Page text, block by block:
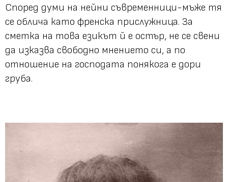
Според думи на нейни съвременници-мъже тя
се облича като френска прислужница. За
сметка на това езикът й е остър, не се свени
да изказва свободно мнението си, а по
отношение на господата понякога е дори
груба.